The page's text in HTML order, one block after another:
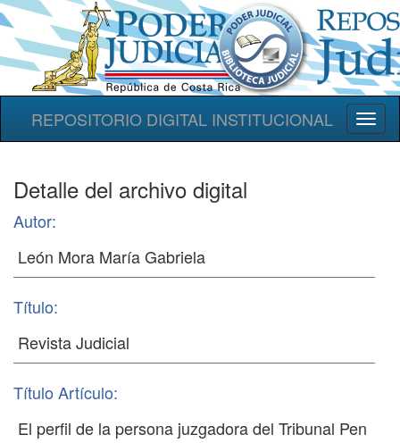
REPOSITORIO DIGITAL INSTITUCIONAL
Detalle del archivo digital
Autor:
Título:
Título Artículo: